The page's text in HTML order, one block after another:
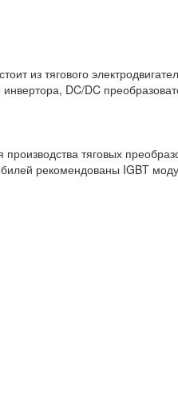
из тягового
DC/DC
тяговых
рекомендованы IGBT